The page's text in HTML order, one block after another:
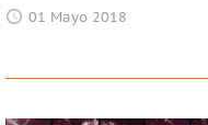
01 Mayo 2018